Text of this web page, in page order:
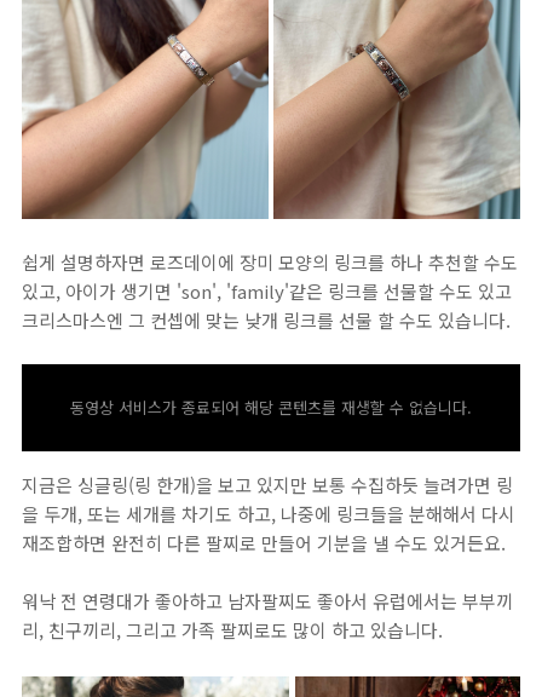
쉽게 설명하자면 로즈데이에 장미 모양의 링크를 하나 추천할 수도
있고, 아이가 생기면 'son', 'family'같은 링크를 선물할 수도 있고
크리스마스엔 그 컨셉에 맞는 낮개 링크를 선물 할 수도 있습니다.
동영상 서비스가 종료되어 해당 콘텐츠를 재생할 수 없습니다.
지금은 싱글링(링 한개)을 보고 있지만 보통 수집하듯 늘려가면 링
을 두개, 또는 세개를 차기도 하고, 나중에 링크들을 분해해서 다시
재조합하면 완전히 다른 팔찌로 만들어 기분을 낼 수도 있거든요.
워낙 전 연령대가 좋아하고 남자팔찌도 좋아서 유럽에서는 부부끼
리, 친구끼리, 그리고 가족 팔찌로도 많이 하고 있습니다.